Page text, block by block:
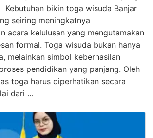
Kebutuhan bikin toga wisuda Banjar
seiring meningkatnya
acara kelulusan yang mengutamakan
formal. Toga wisuda bukan hanya
melainkan simbol keberhasilan
pendidikan yang panjang. Oleh
toga harus diperhatikan secara
dari …